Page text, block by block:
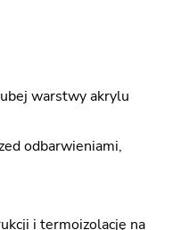
warstwy akrylu
odbarwieniami,
i termoizolację na